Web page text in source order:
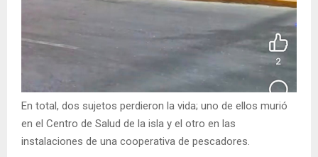
En total, dos sujetos perdieron la vida; uno de ellos murió
en el Centro de Salud de la isla y el otro en las
instalaciones de una cooperativa de pescadores.